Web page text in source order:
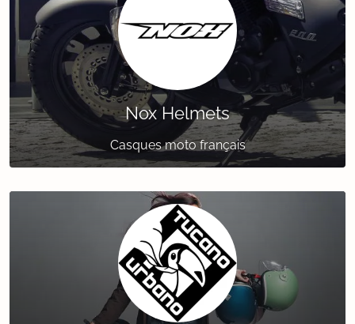
Nox Helmets
Casques moto français